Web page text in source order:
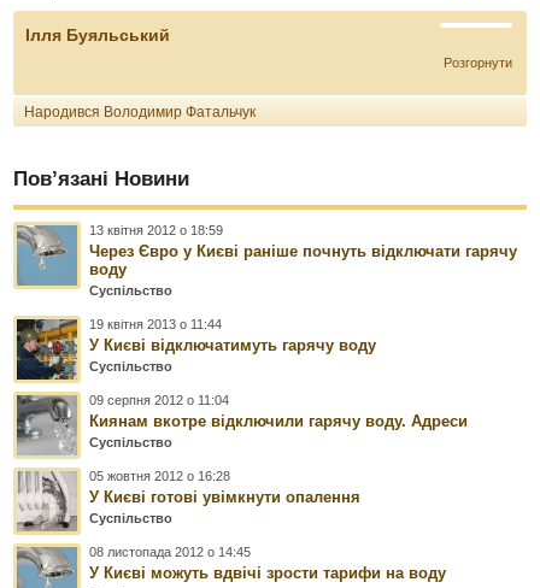
Ілля Буяльський
Розгорнути
Народився Володимир Фатальчук
Пов’язані Новини
13 квітня 2012 о 18:59
Через Євро у Києві раніше почнуть відключати гарячу
воду
Суспільство
19 квітня 2013 о 11:44
У Києві відключатимуть гарячу воду
Суспільство
09 серпня 2012 о 11:04
Киянам вкотре відключили гарячу воду. Адреси
Суспільство
05 жовтня 2012 о 16:28
У Києві готові увімкнути опалення
Суспільство
08 листопада 2012 о 14:45
У Києві можуть вдвічі зрости тарифи на воду